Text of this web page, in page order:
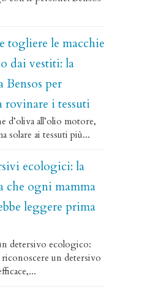
togliere le macchie
dai vestiti: la
Bensos per
rovinare i tessuti
d’oliva all’olio motore,
solare ai tessuti più...
ecologici: la
che ogni mamma
leggere prima
detersivo ecologico:
un detersivo